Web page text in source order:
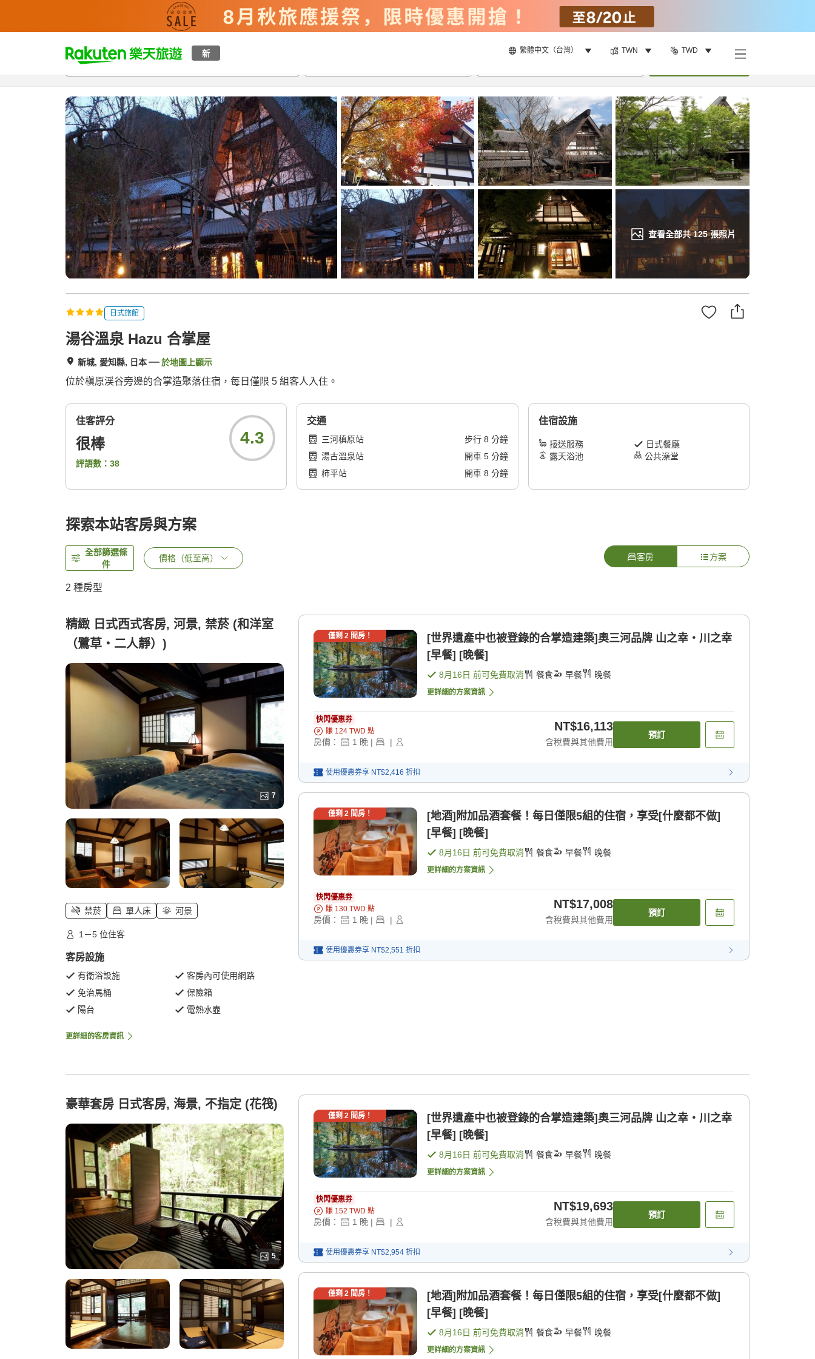
新 繁體中文（台灣） TWN TWD
t
p
a
g
e
_
s
r
h
查看全部共125張照片
總覽客房與方案評語設施
日式旅館
湯谷溫泉 Hazu 合掌屋
新城, 愛知縣, 日本 於地圖上顯示
位於槇原渓谷旁邊的合掌造聚落住宿，每日僅限 5 組客人入住。
住客評分
很棒
評語數： 38
4.3
交通
三河槙原站 步行 8 分鐘
湯古溫泉站
開車 5分鐘
柿平站
開車 8 分鐘
住宿設施
接送服務
日式餐廳
露天浴池
公共澡堂
探索本站客房與方案
全部篩選條
件
價格（低至高） 客房 方案
2 種房型
精緻 日式西式客房, 河景, 禁菸 (和洋室
（鷺草・二人靜）)
7
禁菸 單人床 河景
1－5 位住客
客房設施
有衛浴設施
客房內可使用網路
免治馬桶
保險箱
陽台
電熱水壺
更詳細的客房資訊
僅剩 2間房！
[世界遺產中也被登錄的合掌造建築]奧三河品牌 山之幸・川之幸
[早餐] [晚餐]
8月16日 前可免費取消 餐食 早餐 晚餐
更詳細的方案資訊
快閃優惠券
賺 124 TWD 點
房價： 1 晚 | |
NT$16,113
含稅費與其他費用
預訂
使用優惠券享 NT$2,416 折扣
僅剩 2間房！
[地酒]附加品酒套餐！每日僅限5組的住宿，享受[什麼都不做]
[早餐] [晚餐]
8月16日 前可免費取消 餐食 早餐 晚餐
更詳細的方案資訊
快閃優惠券
賺 130 TWD 點
房價： 1 晚 | |
NT$17,008
含稅費與其他費用
預訂
使用優惠券享 NT$2,551 折扣
豪華套房 日式客房, 海景, 不指定 (花筏)
5
僅剩 2間房！
[世界遺產中也被登錄的合掌造建築]奧三河品牌 山之幸・川之幸
[早餐] [晚餐]
8月16日 前可免費取消 餐食 早餐 晚餐
更詳細的方案資訊
快閃優惠券
賺 152 TWD 點
房價： 1 晚 | |
NT$19,693
含稅費與其他費用
預訂
使用優惠券享 NT$2,954 折扣
僅剩 2間房！
[地酒]附加品酒套餐！每日僅限5組的住宿，享受[什麼都不做]
[早餐] [晚餐]
8月16日 前可免費取消 餐食 早餐 晚餐
更詳細的方案資訊